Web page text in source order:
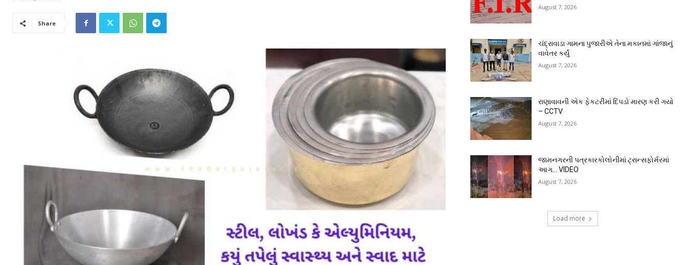
Share
August 7, 2026
ચંદ્રાવાડા ગામના પુજારીએ તેના મકાનમાં ગાંજાનું
વાવેતર કર્યું
August 7, 2026
રાણાવાવની એક ફેકટરીમાં દિપડો મારણ કરી ગયો
– CCTV
August 7, 2026
જામનગરની પત્રકારકોલોનીમાં ટ્રાન્સફોર્મરમાં
આગ… VIDEO
August 7, 2026
Load more